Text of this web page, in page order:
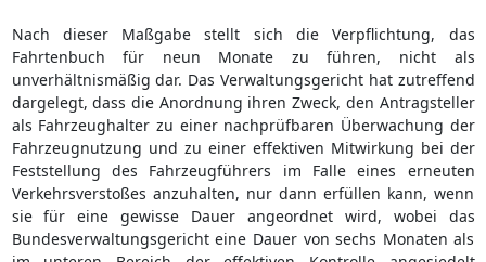
Nach dieser Maßgabe stellt sich die Verpflichtung, das
Fahrtenbuch für neun Monate zu führen, nicht als
unverhältnismäßig dar. Das Verwaltungsgericht hat zutreffend
dargelegt, dass die Anordnung ihren Zweck, den Antragsteller
als Fahrzeughalter zu einer nachprüfbaren Überwachung der
Fahrzeugnutzung und zu einer effektiven Mitwirkung bei der
Feststellung des Fahrzeugführers im Falle eines erneuten
Verkehrsverstoßes anzuhalten, nur dann erfüllen kann, wenn
sie für eine gewisse Dauer angeordnet wird, wobei das
Bundesverwaltungsgericht eine Dauer von sechs Monaten als